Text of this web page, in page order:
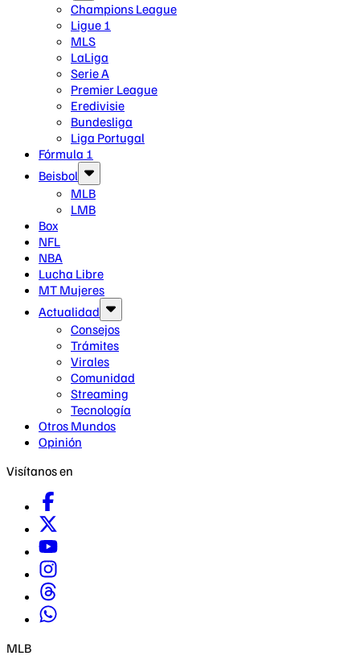
Champions League
Ligue 1
MLS
LaLiga
Serie A
Premier League
Eredivisie
Bundesliga
Liga Portugal
Fórmula 1
Beisbol
MLB
LMB
Box
NFL
NBA
Lucha Libre
MT Mujeres
Actualidad
Consejos
Trámites
Virales
Comunidad
Streaming
Tecnología
Otros Mundos
Opinión
Visítanos en
MLB